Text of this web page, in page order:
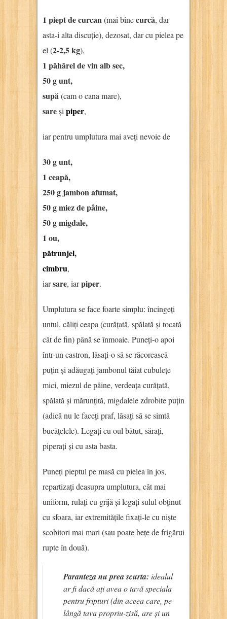
1 piept de curcan(mai binecurcă, dar
asta-i alta discuție), dezosat, dar cu pielea pe
el (2-2,5 kg),
1 păhărel de vin alb sec,
50 g unt,
supă(cam o cana mare),
sareși piper,
iar pentru umplutura mai aveți nevoie de
30 g unt,
1 ceapă,
250 g jambon afumat,
50 g miez de pâine,
50 g migdale,
1 ou,
pătrunjel,
cimbru,
iarsare, iarpiper.
Umplutura se face foarte simplu: încingeți
untul, căliți ceapa (curățată, spălată și tocată
cât de fin) până se înmoaie. Puneți-o apoi
într-un castron, lăsați-o să se răcorească
puțin și adăugați jambonul tăiat cubulețe
mici, miezul de pâine, verdeața curățată,
spălată și mărunțită, migdalele zdrobite puțin
(adică nu le faceți praf, lăsați să se simtă
bucățelele). Legați cu oul bătut, sărați,
piperați și cu asta basta.
Puneți pieptul pe masă cu pielea în jos,
repartizați deasupra umplutura, cât mai
uniform, rulați cu grijă și legați sulul obținut
cu sfoara, iar extremitățile fixați-le cu niște
scobitori mai mari (sau poate bețe de frigărui
rupte în două).
Paranteza nu prea scurta: idealul
ar fi dacă ați avea o tavă speciala
pentru fripturi (din aceea care, pe
lângă tava propriu-zisă, are și un